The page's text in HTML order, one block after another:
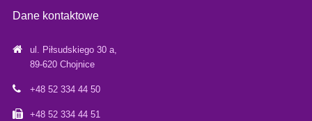
Dane kontaktowe
ul. Piłsudskiego 30 a,
89-620 Chojnice
+48 52 334 44 50
+48 52 334 44 51